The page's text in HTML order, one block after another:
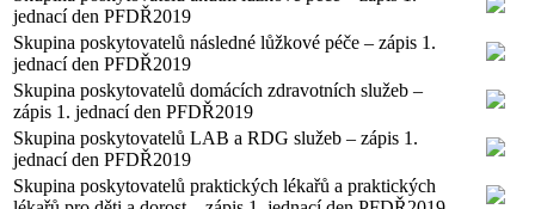
jednací den PFDŘ2019
Skupina poskytovatelů následné lůžkové péče – zápis 1.
jednací den PFDŘ2019
Skupina poskytovatelů domácích zdravotních služeb –
zápis 1. jednací den PFDŘ2019
Skupina poskytovatelů LAB a RDG služeb – zápis 1.
jednací den PFDŘ2019
Skupina poskytovatelů praktických lékařů a praktických